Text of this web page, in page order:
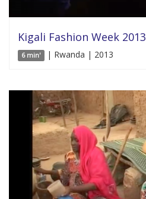
Kigali Fashion Week 2013
6 min' | Rwanda | 2013